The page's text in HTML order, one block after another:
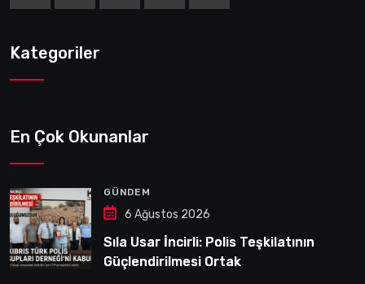
Kategoriler
En Çok Okunanlar
GÜNDEM
6 Ağustos 2026
Sıla Usar İncirli: Polis Teşkilatının
Güçlendirilmesi Ortak